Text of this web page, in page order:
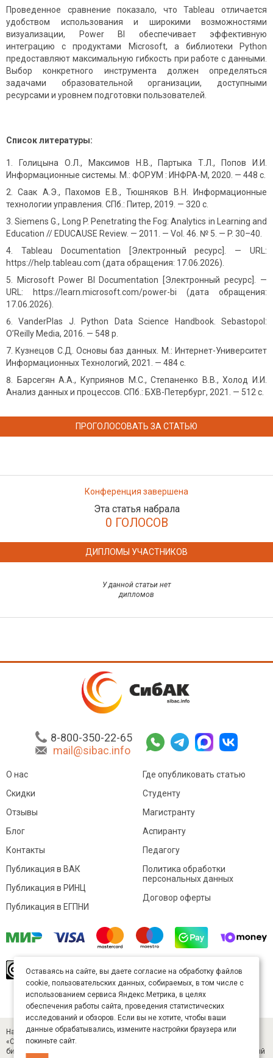
Проведенное сравнение показало, что Tableau отличается
удобством использования и широкими возможностями
визуализации, Power BI обеспечивает эффективную
интеграцию с продуктами Microsoft, а библиотеки Python
предоставляют максимальную гибкость при работе с данными.
Выбор конкретного инструмента должен определяться
задачами образовательной организации, доступными
ресурсами и уровнем подготовки пользователей.
Список литературы:
Голицына О.Л., Максимов Н.В., Партыка Т.Л., Попов И.И.
Информационные системы. М.: ФОРУМ : ИНФРА-М, 2020. — 448 с.
Саак А.Э., Пахомов Е.В., Тюшняков В.Н. Информационные
технологии управления. СПб.: Питер, 2019. — 320 с.
Siemens G., Long P. Penetrating the Fog: Analytics in Learning and
Education // EDUCAUSE Review. — 2011. — Vol. 46. № 5. — P. 30–40.
Tableau Documentation [Электронный ресурс]. — URL:
https://help.tableau.com (дата обращения: 17.06.2026).
Microsoft Power BI Documentation [Электронный ресурс]. —
URL: https://learn.microsoft.com/power-bi (дата обращения:
17.06.2026).
VanderPlas J. Python Data Science Handbook. Sebastopol:
O’Reilly Media, 2016. — 548 p.
Кузнецов С.Д. Основы баз данных. М.: Интернет-Университет
Информационных Технологий, 2021. — 484 с.
Барсегян А.А., Куприянов М.С., Степаненко В.В., Холод И.И.
Анализ данных и процессов. СПб.: БХВ-Петербург, 2021. — 512 с.
ПРОГОЛОСОВАТЬ ЗА СТАТЬЮ
Конференция завершена
Эта статья набрала
0 ГОЛОСОВ
ДИПЛОМЫ УЧАСТНИКОВ
У данной статьи нет
дипломов
8-800-350-22-65
mail@sibac.info
О нас
Скидки
Отзывы
Блог
Контакты
Где опубликовать статью
Студенту
Магистранту
Аспиранту
Педагогу
Публикация в ВАК
Публикация в РИНЦ
Публикация в ЕГПНИ
Политика обработки
персональных данных
Договор оферты
произведение доступно полицензии Creative
Commons «Attribution» («Атрибуция») 4.0
Непортированная.
Карта сайта
Научный журнал «Студенческий» (ISSN 2541-9412). Издатель — ООО
«СибАК» (ИНН 5402054157). Размещается в Научной электронной
библиотеке eLIBRARY.RU (договор № 445-11/2019 от 05.11.2019). Главный
Оставаясь на сайте, вы даете согласие на обработку файлов
cookie, пользовательских данных, собираемых, в том числе с
использованием сервиса Яндекс.Метрика, в целях
обеспечения работы сайта, проведения статистических
исследований и обзоров. Если вы не хотите, чтобы ваши
данные обрабатывались, измените настройки браузера или
покиньте сайт.